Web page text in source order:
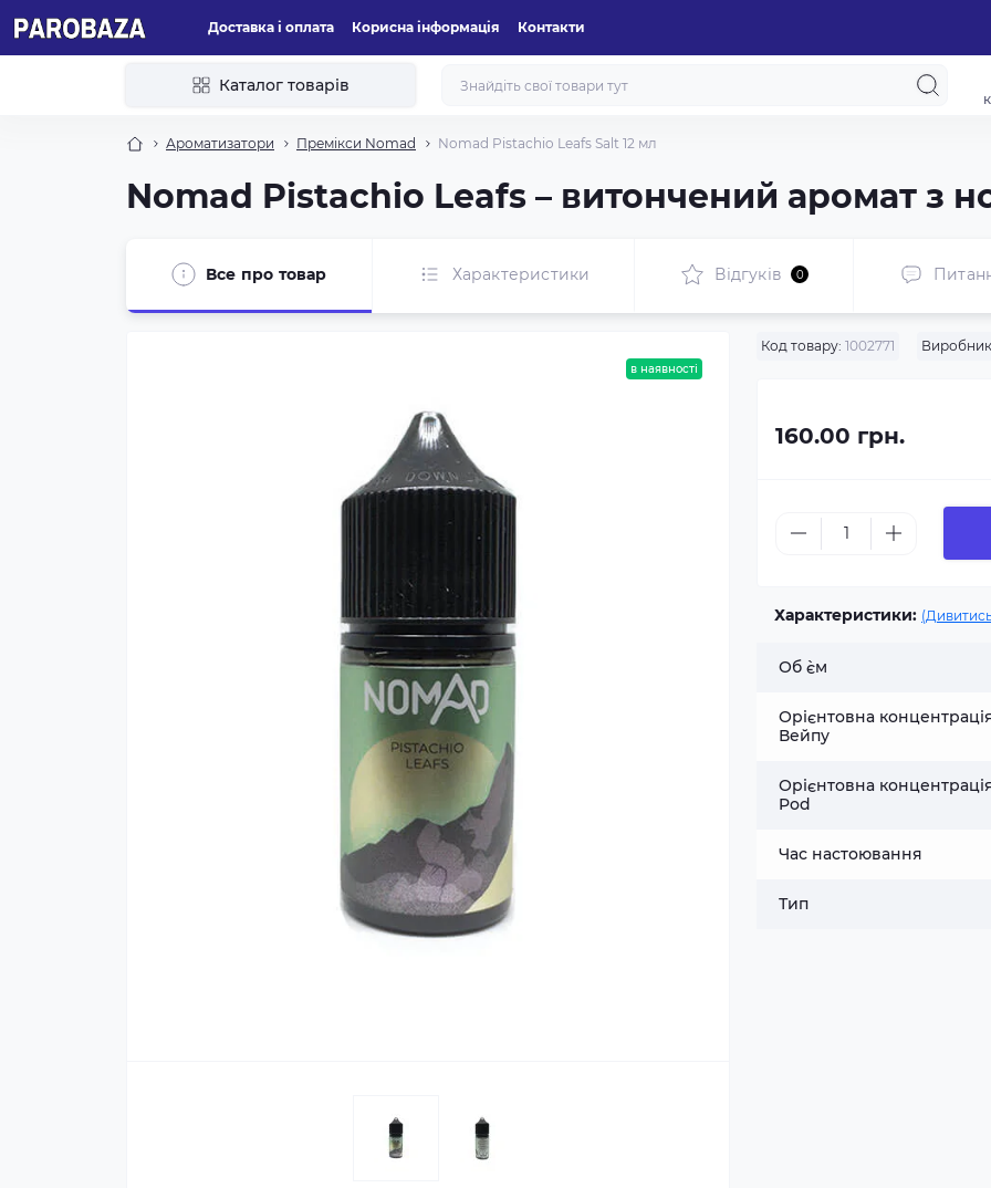
Доставка і оплата Корисна інформація Контакти
Каталог товарів
Ароматизатори Премікси Nomad Nomad Pistachio Leafs Salt 12 мл
Nomad Pistachio Leafs – витончений аромат з
Все про товар Характеристики Відгуків 0
в наявності
Код товару: 1002771
160.00 грн.
Характеристики:
Об `єм
Орієнтовна
Вейпу
Орієнтовна
Pod
Час настоювання
Тип